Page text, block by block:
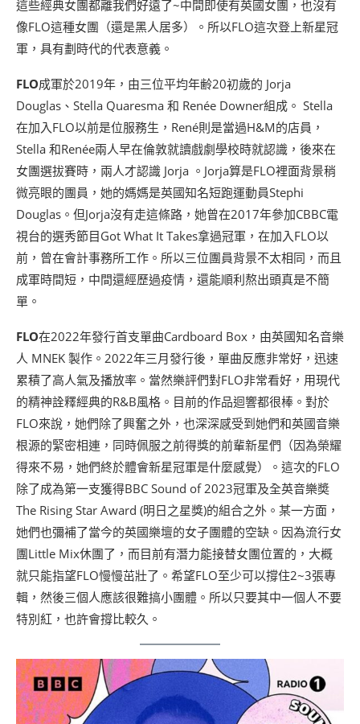
這些經典女團都離我們好遠了~中間即使有英國女團，也沒有
像FLO這種女團（還是黑人居多）。所以FLO這次登上新星冠
軍，具有劃時代的代表意義。
FLO成軍於2019年，由三位平均年齢20初歲的 Jorja
Douglas、Stella Quaresma 和 Renée Downer組成。 Stella
在加入FLO以前是位服務生，René則是當過H&M的店員，
Stella 和Renée兩人早在倫敦就讀戲劇學校時就認識，後來在
女團選拔賽時，兩人才認識 Jorja 。Jorja算是FLO裡面背景稍
微亮眼的團員，她的媽媽是英國知名短跑運動員Stephi
Douglas。但Jorja沒有走這條路，她曾在2017年參加CBBC電
視台的選秀節目Got What It Takes拿過冠軍，在加入FLO以
前，曾在會計事務所工作。所以三位團員背景不太相同，而且
成軍時間短，中間還經歷過疫情，還能順利熬出頭真是不簡
單。
FLO在2022年發行首支單曲Cardboard Box，由英國知名音樂
人 MNEK 製作。2022年三月發行後，單曲反應非常好，迅速
累積了高人氣及播放率。當然樂評們對FLO非常看好，用現代
的精神詮釋經典的R&B風格。目前的作品迴響都很棒。對於
FLO來說，她們除了興奮之外，也深深感受到她們和英國音樂
根源的緊密相連，同時佩服之前得獎的前輩新星們（因為榮耀
得來不易，她們終於體會新星冠軍是什麼感覺）。這次的FLO
除了成為第一支獲得BBC Sound of 2023冠軍及全英音樂奬
The Rising Star Award (明日之星獎)的組合之外。某一方面，
她們也彌補了當今的英國樂壇的女子團體的空缺。因為流行女
團Little Mix休團了，而目前有潛力能接替女團位置的，大概
就只能指望FLO慢慢茁壯了。希望FLO至少可以撐住2~3張專
輯，然後三個人應該很難搞小團體。所以只要其中一個人不要
特別紅，也許會撐比較久。